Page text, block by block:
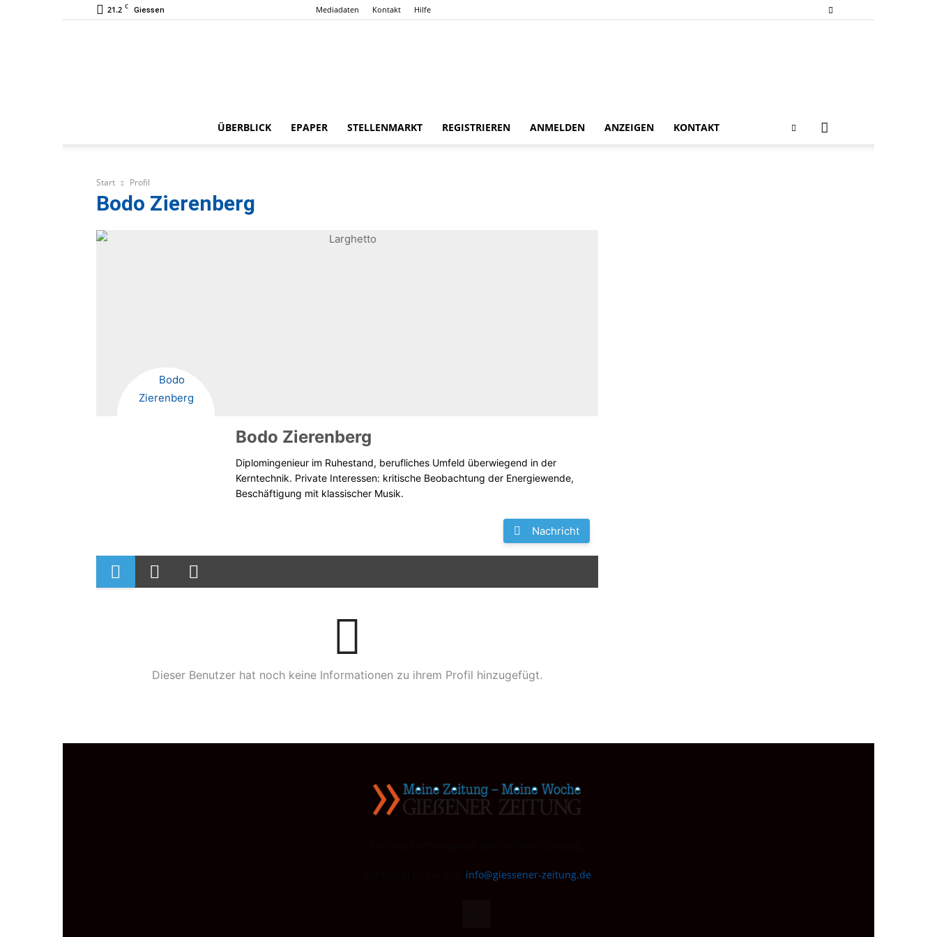
21.2 C Giessen Mediadaten Kontakt Hilfe
ÜBERBLICK EPAPER STELLENMARKT REGISTRIEREN ANMELDEN ANZEIGEN KONTAKT
Start Profil
Bodo Zierenberg
Bodo Zierenberg
Diplomingenieur im Ruhestand, berufliches Umfeld überwiegend in der
Kerntechnik. Private Interessen: kritische Beobachtung der Energiewende,
Beschäftigung mit klassischer Musik.
Nachricht
Dieser Benutzer hat noch keine Informationen zu ihrem Profil hinzugefügt.
info@giessener-zeitung.de